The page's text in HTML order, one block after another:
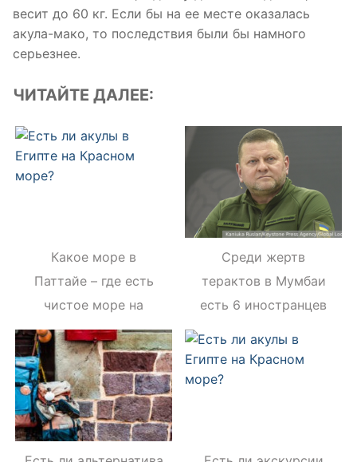
весит до 60 кг. Если бы на ее месте оказалась
акула-мако, то последствия были бы намного
серьезнее.
ЧИТАЙТЕ ДАЛЕЕ:
Какое море в
Паттайе – где есть
чистое море на
курорте в 2020 году
Среди жертв
терактов в Мумбаи
есть 6 иностранцев